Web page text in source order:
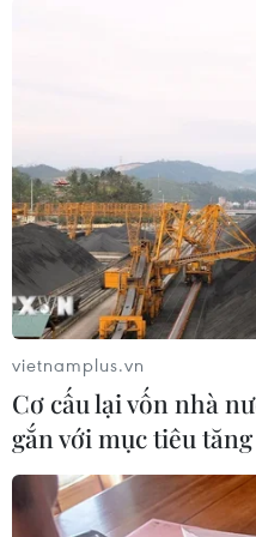
vietnamplus.vn
Cơ cấu lại vốn nhà
gắn với mục tiêu